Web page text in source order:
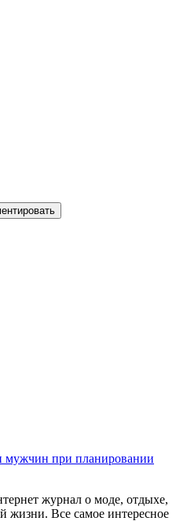
мужчин при планировании
журнал о моде, отдыхе,
жизни. Все самое интересное